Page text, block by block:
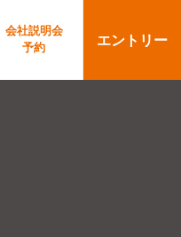
会社説明会
予約
エントリー